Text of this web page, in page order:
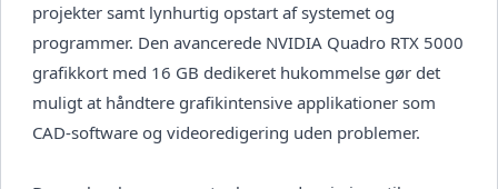
projekter samt lynhurtig opstart af systemet og
programmer. Den avancerede NVIDIA Quadro RTX 5000
grafikkort med 16 GB dedikeret hukommelse gør det
muligt at håndtere grafikintensive applikationer som
CAD-software og videoredigering uden problemer.